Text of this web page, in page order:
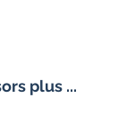
plus ...